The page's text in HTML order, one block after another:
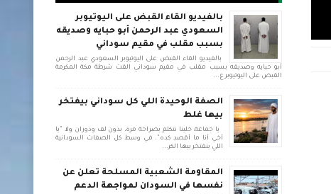
بالفيديو القاء القبض على اليوتيوبر
السعودي عبد الرحمن أبو حبايه وصديقه
بسبب مقلب في مقيم سوداني
بالفيديو القاء القبض على اليوتيوبر السعودي عبد الرحمن
أبو حبايه وصديقه بسبب مقلب في مقيم سوداني القت شرطة مكة المكرمة
القبض على اليوتيوبر ع...
الصفة الوحيدة اللي كل سوداني بيفتخر
بيها غلط
يا جماعة، خلينا نتكلم بصراحة مرة، بدون لف ودوران ولا "يا
أخي أنا ما أقصد كده". في وسط كل الصفات السودانية
اللي بنفتخر بيها الكر...
المقاومة الشعبية المسلحة تعلن عن
نفسها في السودان لمواجهة الدعم